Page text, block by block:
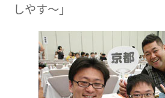
しやす～」